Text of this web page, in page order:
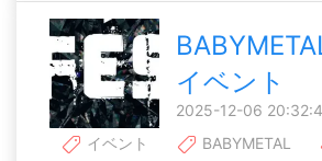
イベント
2025-12-06
イベント
BABYMETAL